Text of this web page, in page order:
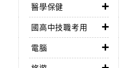
醫學保健
國高中技職考用
電腦